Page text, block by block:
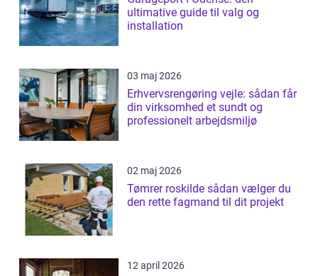
ultimative guide til valg og
installation
03 maj 2026
Erhvervsrengøring vejle: sådan får
din virksomhed et sundt og
professionelt arbejdsmiljø
02 maj 2026
Tømrer roskilde sådan vælger du
den rette fagmand til dit projekt
12 april 2026